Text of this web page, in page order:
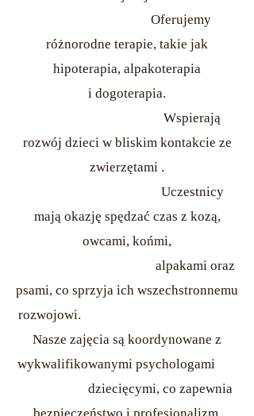
Oferujemy
różnorodne terapie, takie jak
hipoterapia, alpakoterapia
i dogoterapia.
Wspierają
rozwój dzieci w bliskim kontakcie ze
zwierzętami .
Uczestnicy
mają okazję spędzać czas z kozą,
owcami, końmi,
alpakami oraz
psami, co sprzyja ich wszechstronnemu
rozwojowi.
Nasze zajęcia są koordynowane z
wykwalifikowanymi psychologami
dziecięcymi, co zapewnia